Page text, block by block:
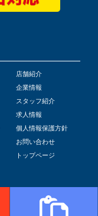
店舗紹介
企業情報
スタッフ紹介
求人情報
個人情報保護方針
お問い合わせ
トップページ